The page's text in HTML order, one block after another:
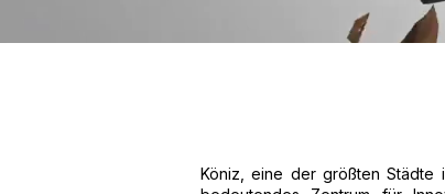
Köniz, eine der größten Städte